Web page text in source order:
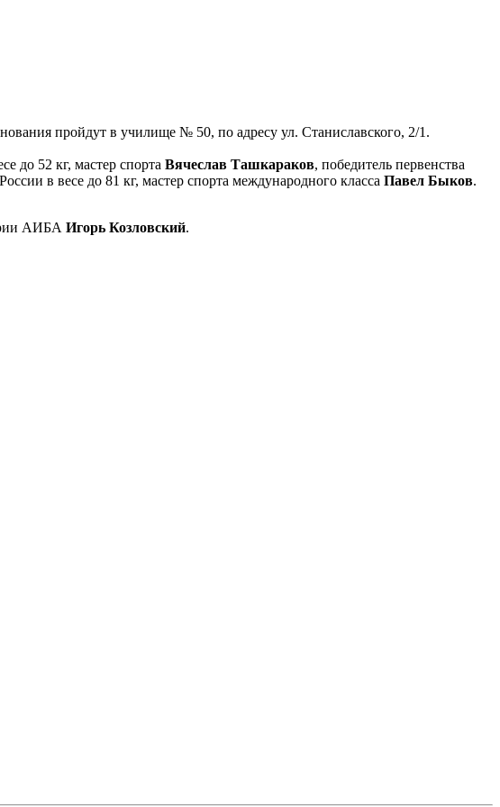
пройдут в училище № 50, по адресу ул. Станиславского, 2/1.
до 52 кг, мастер спорта Вячеслав Ташкараков, победитель первенства
в весе до 81 кг, мастер спорта международного класса Павел Быков.
АИБА Игорь Козловский.